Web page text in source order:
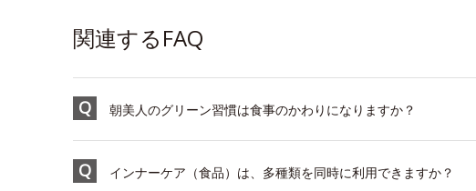
関連するFAQ
朝美人のグリーン習慣は食事のかわりになりますか？
インナーケア（食品）は、多種類を同時に利用できますか？